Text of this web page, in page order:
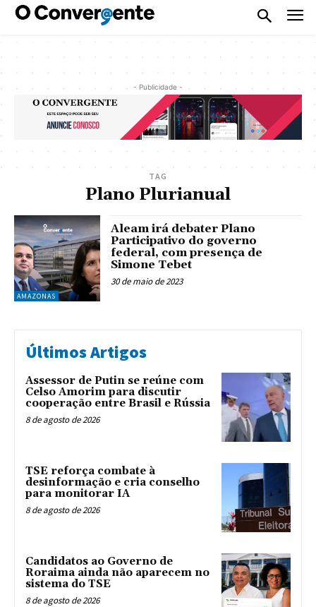
- Publicidade -
TAG
Plano Plurianual
AMAZONAS
Aleam irá debater Plano
Participativo do governo
federal, com presença de
Simone Tebet
30 de maio de 2023
Últimos Artigos
Assessor de Putin se reúne com
Celso Amorim para discutir
cooperação entre Brasil e Rússia
8 de agosto de 2026
TSE reforça combate à
desinformação e cria conselho
para monitorar IA
8 de agosto de 2026
Candidatos ao Governo de
Roraima ainda não aparecem no
sistema do TSE
8 de agosto de 2026